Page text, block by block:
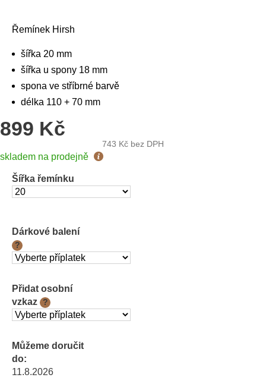
899 Kč
743 Kč bez DPH
Měrná
skladem na prodejně
Šířka řemínku
Dárkové balení
?
Přidat osobní
vzkaz
?
Můžeme doručit
do:
11.8.2026
Řemínek Hirsh
šířka 20 mm
šířka u spony 18 mm
spona ve stříbrné barvě
délka 110 + 70 mm